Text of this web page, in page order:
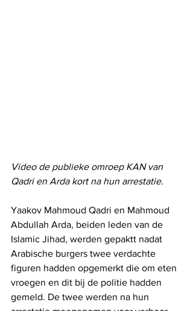
Video de publieke omroep KAN van
Qadri en Arda kort na hun arrestatie.
Yaakov Mahmoud Qadri en Mahmoud
Abdullah Arda, beiden leden van de
Islamic Jihad, werden gepaktt nadat
Arabische burgers twee verdachte
figuren hadden opgemerkt die om eten
vroegen en dit bij de politie hadden
gemeld. De twee werden na hun